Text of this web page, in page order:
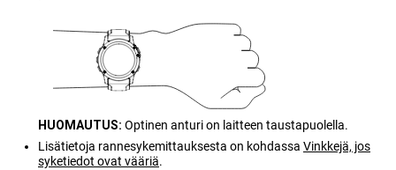
HUOMAUTUS: Optinen anturi on laitteen taustapuolella.
Lisätietoja rannesykemittauksesta on kohdassa Vinkkejä, jos
syketiedot ovat vääriä.